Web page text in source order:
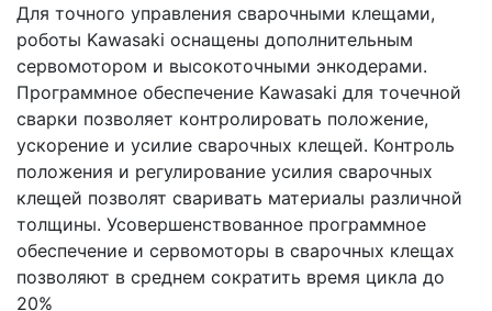
Для точного управления сварочными клещами,
роботы Kawasaki оснащены дополнительным
сервомотором и высокоточными энкодерами.
Программное обеспечение Kawasaki для точечной
сварки позволяет контролировать положение,
ускорение и усилие сварочных клещей. Контроль
положения и регулирование усилия сварочных
клещей позволят сваривать материалы различной
толщины. Усовершенствованное программное
обеспечение и сервомоторы в сварочных клещах
позволяют в среднем сократить время цикла до
20%